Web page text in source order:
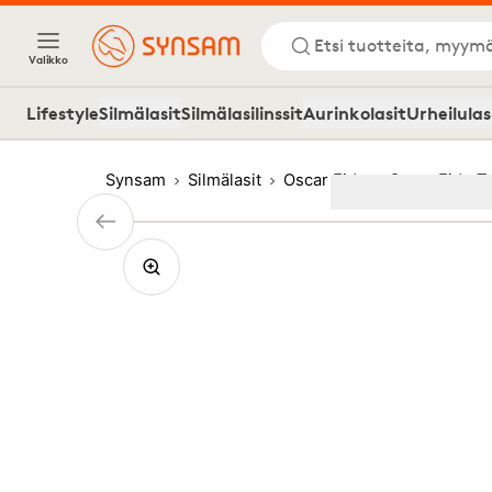
Valikko
Etsi tuotteita,
LifestyleSilmälasitSilmälasilinssitAurinkolasit
Synsam Silmälasit Oscar Eide Oscar Eide